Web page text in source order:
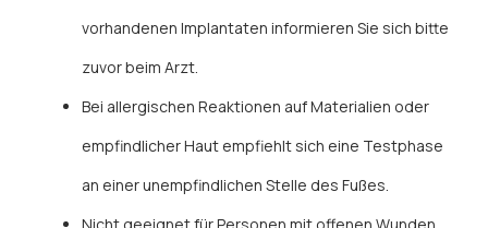
vorhandenen Implantaten informieren Sie sich bitte
zuvor beim Arzt.
Bei allergischen Reaktionen auf Materialien oder
empfindlicher Haut empfiehlt sich eine Testphase
an einer unempfindlichen Stelle des Fußes.